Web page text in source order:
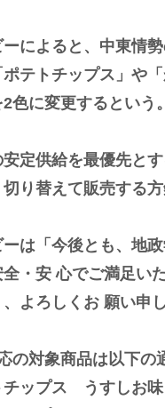
ーによると、中東情
ポテトチップス」や
色に変更するという。
定供給を最優先と
り替えて販売する方
ーは「今後とも、地
全・安 心でご満足い
よろしくお 願い申
の対象商品は以下の
チップス うすしお味